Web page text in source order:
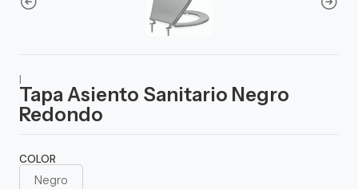
|
Tapa Asiento Sanitario Negro
Redondo
COLOR
Negro